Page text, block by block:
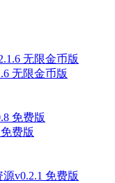
无限金币版
费版